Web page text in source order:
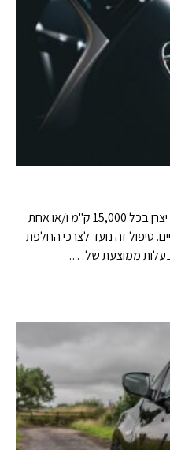
טיפול ליונדאי i25 נדרש על פי הוראות יצרן בכל 15,000 ק"מ ו/או אחת
טיפול זה נועד לצרכי החלפת
בעלות ממוצעת של….